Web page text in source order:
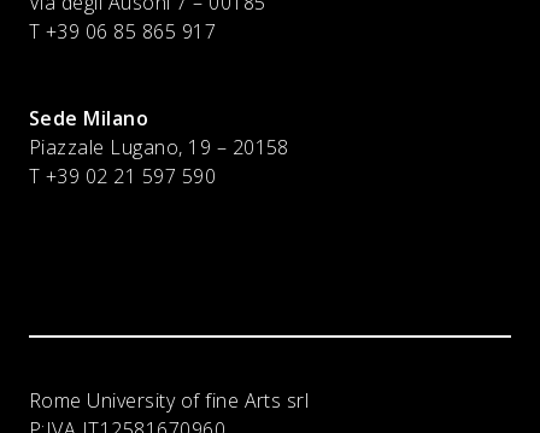
T +39 06 85 865 917
Sede Milano
Piazzale Lugano, 19 – 20158
T +39 02 21 597 590
Rome University of fine Arts srl